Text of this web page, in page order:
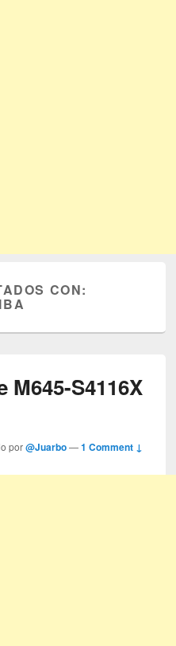
CON:
M645-S4116X
por@Juarbo —1 Comment ↓